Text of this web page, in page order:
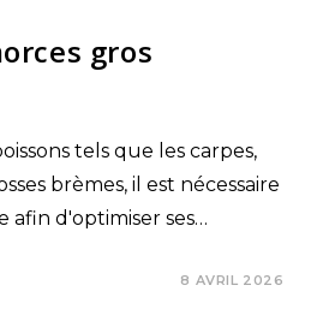
gros
tels que les carpes,
brèmes, il est nécessaire
afin d'optimiser ses…
8 AVRIL 2026